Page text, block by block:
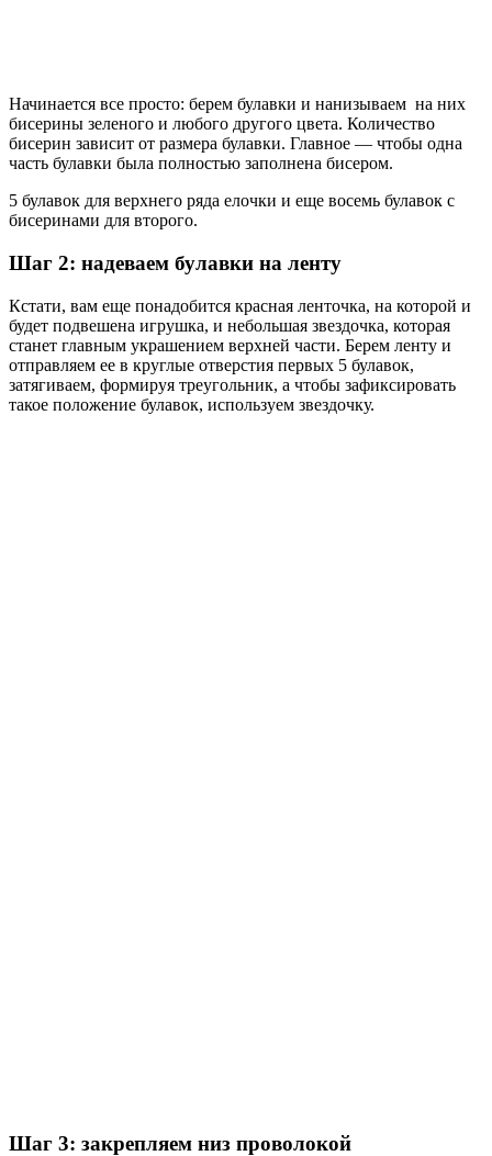
Начинается все просто: берем булавки и нанизываем на них
бисерины зеленого и любого другого цвета. Количество
бисерин зависит от размера булавки. Главное — чтобы одна
часть булавки была полностью заполнена бисером.
5 булавок для верхнего ряда елочки и еще восемь булавок с
бисеринами для второго.
Шаг 2: надеваем булавки на ленту
Кстати, вам еще понадобится красная ленточка, на которой и
будет подвешена игрушка, и небольшая звездочка, которая
станет главным украшением верхней части. Берем ленту и
отправляем ее в круглые отверстия первых 5 булавок,
затягиваем, формируя треугольник, а чтобы зафиксировать
такое положение булавок, используем звездочку.
Шаг 3: закрепляем низ проволокой